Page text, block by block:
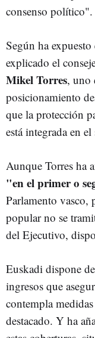
consenso político".
Según ha
explicado el
Mikel Torres, uno
posicionamiento
que la protección
está integrada en
Aunque Torres ha
"en el primer o
Parlamento vasco,
popular no se
del Ejecutivo,
Euskadi dispone
ingresos que
contempla
destacado. Y ha